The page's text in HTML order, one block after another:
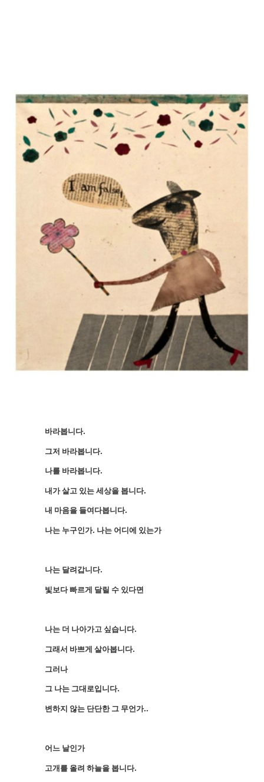
바라봅니다.
그저 바라봅니다.
나를 바라봅니다.
내가 살고 있는 세상을 봅니다.
내 마음을 들여다봅니다.
나는 누구인가. 나는 어디에 있는가
나는 달려갑니다.
빛보다 빠르게 달릴 수 있다면
나는 더 나아가고 싶습니다.
그래서 바쁘게 살아봅니다.
그러나
그 나는 그대로입니다.
변하지 않는 단단한 그 무언가..
어느 날인가
고개를 올려 하늘을 봅니다.